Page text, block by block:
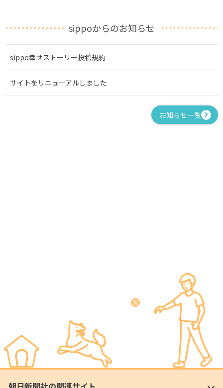
sippoからのお知らせ
sippo幸せストーリー投稿規約
サイトをリニューアルしました
お知らせ一覧